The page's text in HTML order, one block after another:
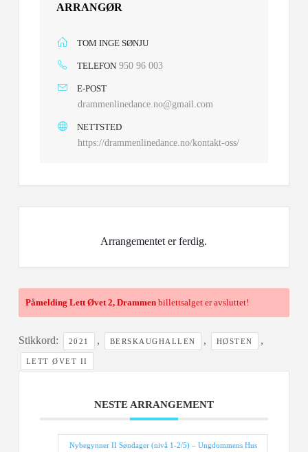
ARRANGØR
TOM INGE SØNJU
TELEFON 950 96 003
E-POST
drammenlinedance.no@gmail.com
NETTSTED
https://drammenlinedance.no/kontakt-oss/
Arrangementet er ferdig.
Påmelding Lett Øvet 2, Drammenbillettsalget er avsluttet!
Stikkord: 2021 , BERSKAUGHALLEN , HØSTEN ,
LETT ØVET II
NESTE ARRANGEMENT
Nybegynner II Søndager (nivå 1-2/5) – Ungdommens Hus